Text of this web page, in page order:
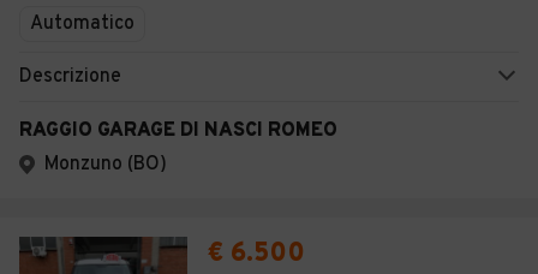
Automatico
Descrizione
RAGGIO GARAGE DI NASCI ROMEO
Monzuno (BO)
€ 6.500